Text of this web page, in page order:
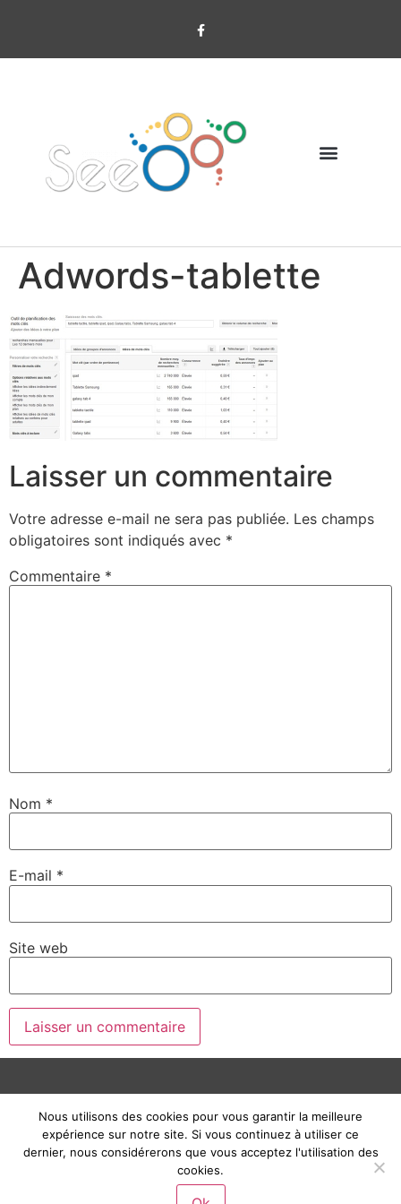
Adwords-tablette
Laisser un commentaire
Votre adresse e-mail ne sera pas publiée. Les champs
obligatoires sont indiqués avec *
Commentaire *
Nom *
E-mail *
Site web
2010 / 2021 © Frédéric Courtois | Mentions Légales
Nous utilisons des cookies pour vous garantir la meilleure
expérience sur notre site. Si vous continuez à utiliser ce
dernier, nous considérerons que vous acceptez l'utilisation des
cookies.